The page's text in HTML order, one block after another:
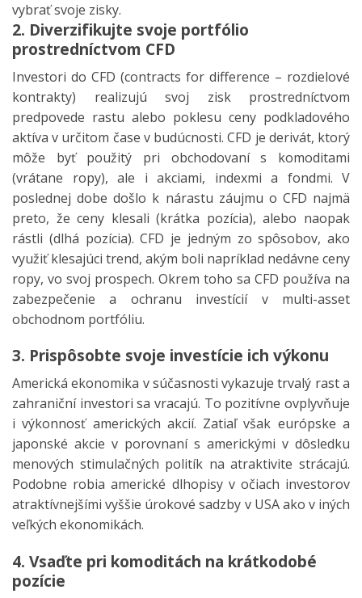
vybrať svoje zisky.
2. Diverzifikujte svoje portfólio
prostredníctvom CFD
Investori do CFD (contracts for difference – rozdielové
kontrakty) realizujú svoj zisk prostredníctvom
predpovede rastu alebo poklesu ceny podkladového
aktíva v určitom čase v budúcnosti. CFD je derivát, ktorý
môže byť použitý pri obchodovaní s komoditami
(vrátane ropy), ale i akciami, indexmi a fondmi. V
poslednej dobe došlo k nárastu záujmu o CFD najmä
preto, že ceny klesali (krátka pozícia), alebo naopak
rástli (dlhá pozícia). CFD je jedným zo spôsobov, ako
využiť klesajúci trend, akým boli napríklad nedávne ceny
ropy, vo svoj prospech. Okrem toho sa CFD používa na
zabezpečenie a ochranu investícií v multi-asset
obchodnom portfóliu.
3. Prispôsobte svoje investície ich výkonu
Americká ekonomika v súčasnosti vykazuje trvalý rast a
zahraniční investori sa vracajú. To pozitívne ovplyvňuje
i výkonnosť amerických akcií. Zatiaľ však európske a
japonské akcie v porovnaní s americkými v dôsledku
menových stimulačných politík na atraktivite strácajú.
Podobne robia americké dlhopisy v očiach investorov
atraktívnejšími vyššie úrokové sadzby v USA ako v iných
veľkých ekonomikách.
4. Vsaďte pri komoditách na krátkodobé
pozície